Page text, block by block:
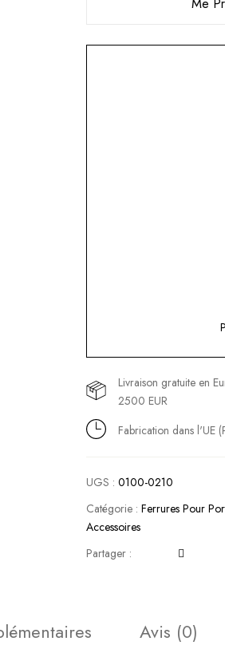
Livraison gratuite en
2500 EUR
Fabrication dans l'UE
UGS :0100-0210
Catégorie :Ferrures Pour
Accessoires
Partager :
Avis (0)